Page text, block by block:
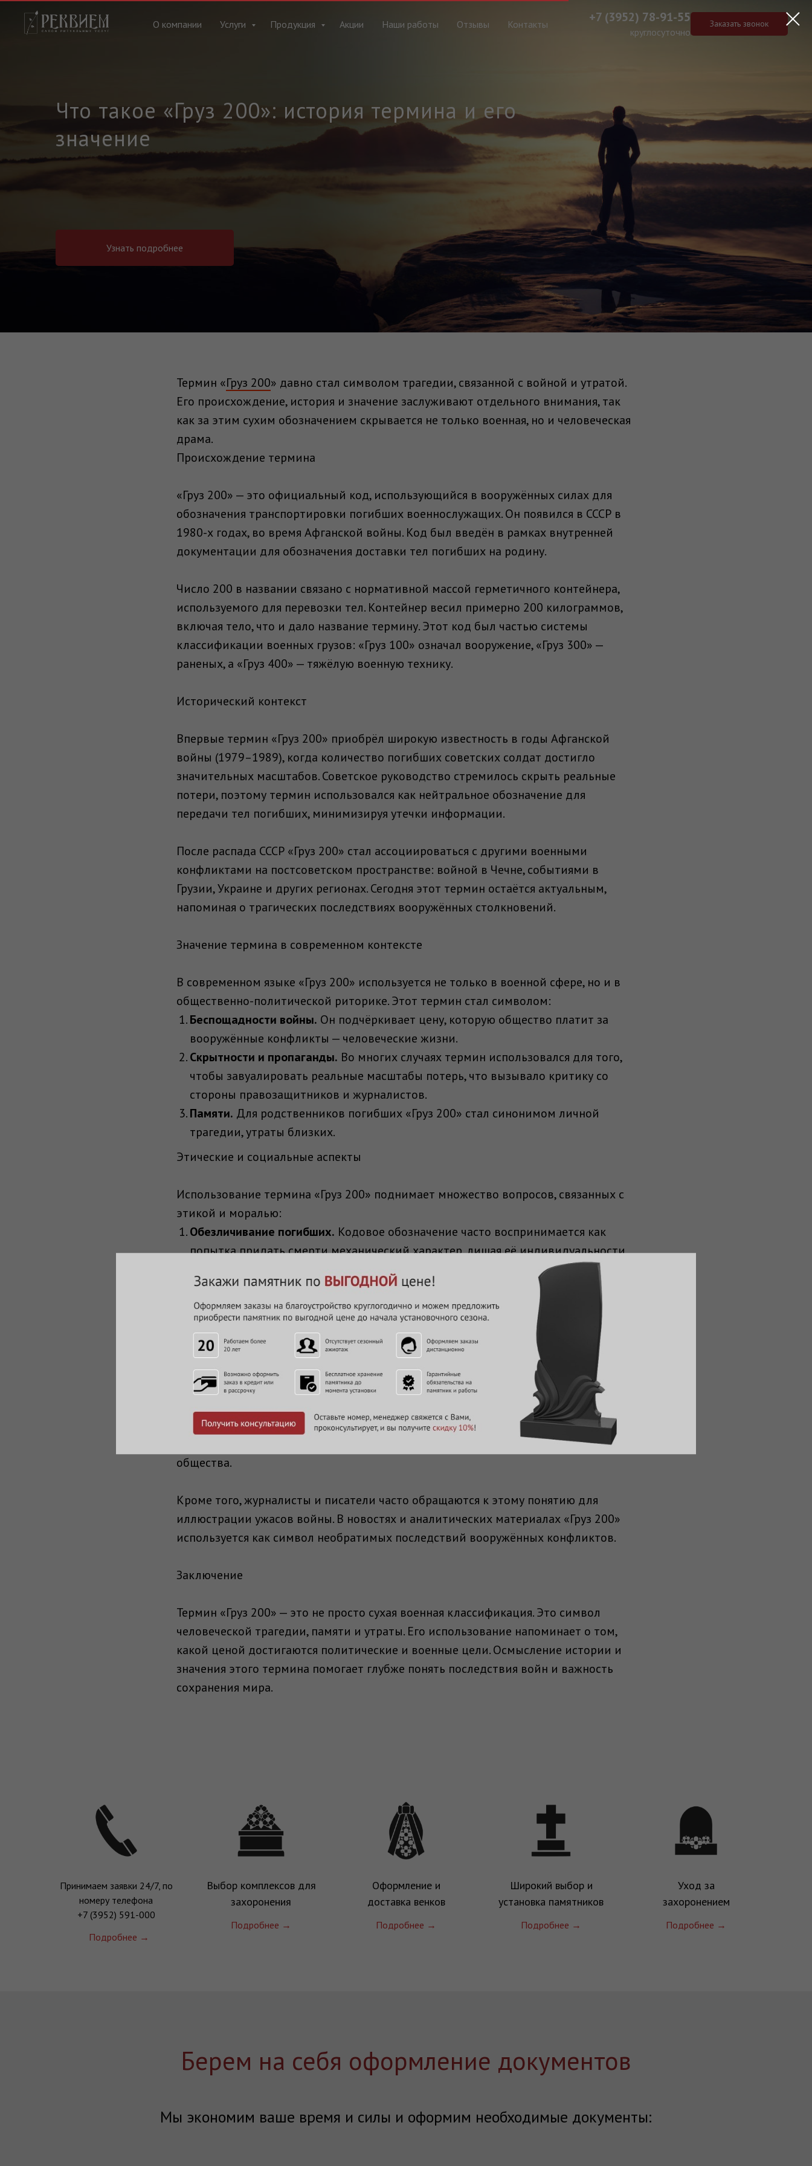
О компании Услуги Продукция Акции Наши работы Отзывы Контакты +7 (3952) 78-91-55
круглосуточно
Заказать звонок
Что такое «Груз 200»: история термина и его
значение
Узнать подробнее
Термин «Груз 200» давно стал символом трагедии, связанной с войной и утратой.
Его происхождение, история и значение заслуживают отдельного внимания, так
как за этим сухим обозначением скрывается не только военная, но и человеческая
драма.
Происхождение термина
«Груз 200» — это официальный код, использующийся в вооружённых силах для
обозначения транспортировки погибших военнослужащих. Он появился в СССР в
1980-х годах, во время Афганской войны. Код был введён в рамках внутренней
документации для обозначения доставки тел погибших на родину.
Число 200 в названии связано с нормативной массой герметичного контейнера,
используемого для перевозки тел. Контейнер весил примерно 200 килограммов,
включая тело, что и дало название термину. Этот код был частью системы
классификации военных грузов: «Груз 100» означал вооружение, «Груз 300» —
раненых, а «Груз 400» — тяжёлую военную технику.
Исторический контекст
Впервые термин «Груз 200» приобрёл широкую известность в годы Афганской
войны (1979–1989), когда количество погибших советских солдат достигло
значительных масштабов. Советское руководство стремилось скрыть реальные
потери, поэтому термин использовался как нейтральное обозначение для
передачи тел погибших, минимизируя утечки информации.
После распада СССР «Груз 200» стал ассоциироваться с другими военными
конфликтами на постсоветском пространстве: войной в Чечне, событиями в
Грузии, Украине и других регионах. Сегодня этот термин остаётся актуальным,
напоминая о трагических последствиях вооружённых столкновений.
Значение термина в современном контексте
В современном языке «Груз 200» используется не только в военной сфере, но и в
общественно-политической риторике. Этот термин стал символом:
Беспощадности войны. Он подчёркивает цену, которую общество платит за
вооружённые конфликты — человеческие жизни.
Скрытности и пропаганды. Во многих случаях термин использовался для того,
чтобы завуалировать реальные масштабы потерь, что вызывало критику со
стороны правозащитников и журналистов.
Памяти. Для родственников погибших «Груз 200» стал синонимом личной
трагедии, утраты близких.
Этические и социальные аспекты
Использование термина «Груз 200» поднимает множество вопросов, связанных с
этикой и моралью:
Обезличивание погибших. Кодовое обозначение часто воспринимается как
попытка придать смерти механический характер, лишая её индивидуальности.
В условиях конфликта термин позволяет
скрывать масштабы потерь, что приводит к общественному недоверию.
Психологические последствия.Для семей погибших слово «Груз 200»
ассоциируется с тяжёлым эмоциональным ударом, усиливающим травму.
Термин в культуре и медиа
«Груз 200» стал частью массовой культуры, благодаря произведениям литературы,
кино и журналистике. Особое место занимает фильм Алексея Балабанова «Груз
200» (2007), который, хотя и не связан напрямую с военными действиями,
использует этот термин как метафору морального и духовного разложения
общества.
Кроме того, журналисты и писатели часто обращаются к этому понятию для
иллюстрации ужасов войны. В новостях и аналитических материалах «Груз 200»
используется как символ необратимых последствий вооружённых конфликтов.
Заключение
Термин «Груз 200» — это не просто сухая военная классификация. Это символ
человеческой трагедии, памяти и утраты. Его использование напоминает о том,
какой ценой достигаются политические и военные цели. Осмысление истории и
значения этого термина помогает глубже понять последствия войн и важность
сохранения мира.
Принимаем заявки 24/7, по
номеру телефона
+7 (3952) 591-000
Выбор комплексов для
захоронения
Оформление и
доставка венков
Широкий выбор и
установка памятников
Уход за
захоронением
Подробнее →
Подробнее → Подробнее → Подробнее →
Подробнее →
Берем на себя оформление документов
Мы экономим ваше время и силы и оформим необходимые документы: